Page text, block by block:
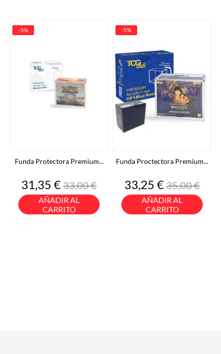
Funda Protectora Premium...
Precio
31,35 €Precio
base
33,00 €
AÑADIR AL
CARRITO
-5%
Funda Proctectora Premium...
Precio
33,25 €Precio
base
35,00 €
AÑADIR AL
CARRITO
-5%